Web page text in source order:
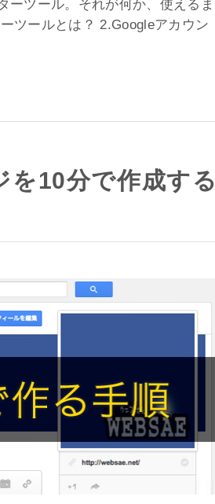
ーツール。それが何か、使えるま
ツールとは？ 2.Googleアカウン
を10分で作成する